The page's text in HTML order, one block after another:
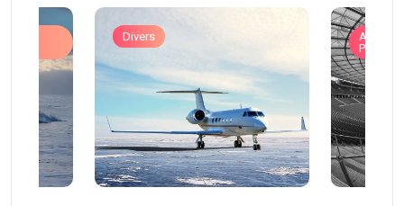
Divers
Art de